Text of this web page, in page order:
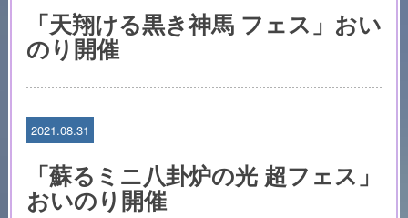
「天翔ける黒き神馬 フェス」おい
のり開催
2021.08.31
「蘇るミニ八卦炉の光 超フェス」
おいのり開催